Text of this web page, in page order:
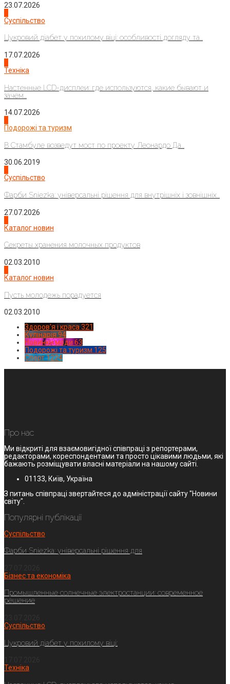
23.07.2026
Суспільство
Цукровий діабет у похилому віці: особливості догляду та...
17.07.2026
Техніка
Настенные LCD-дисплеи: где используются, какие бывают и
зачем...
14.07.2026
Подорожі та туризм
В Стамбуле возведут мост по проекту Леонардо Да...
30.06.2019
Суспільство
Фарби Sniezka: універсальні рішення для внутрішніх і зовнішніх...
27.07.2026
Каталог новин
Секреты хранения молочных продуктов
02.03.2010
Каталог новин
Пусть молодежь порадуется
02.03.2010
Здоров'я і краса 321
Кулінарія 94
Новинки моди 63
Подорожі та туризм 125
Спорт1224
Про нас
Ми відкриті для взаємовигідної співпраці з репортерами,
редакторами, кореспондентами та просто цікавими людьми, які
бажають розміщувати власні матеріали на нашому сайті.
01133, Київ, Україна
З питань співпраці звертайтеся до адміністрації сайту "Новини
світу".
Популярні публікації
Суспільство
Фарби Sniezka: універсальні рішення для
Бізнес та економіка
Промышленные солнечные электростанции: современное
решение
Суспільство
Цукровий діабет у похилому віці:
Техніка